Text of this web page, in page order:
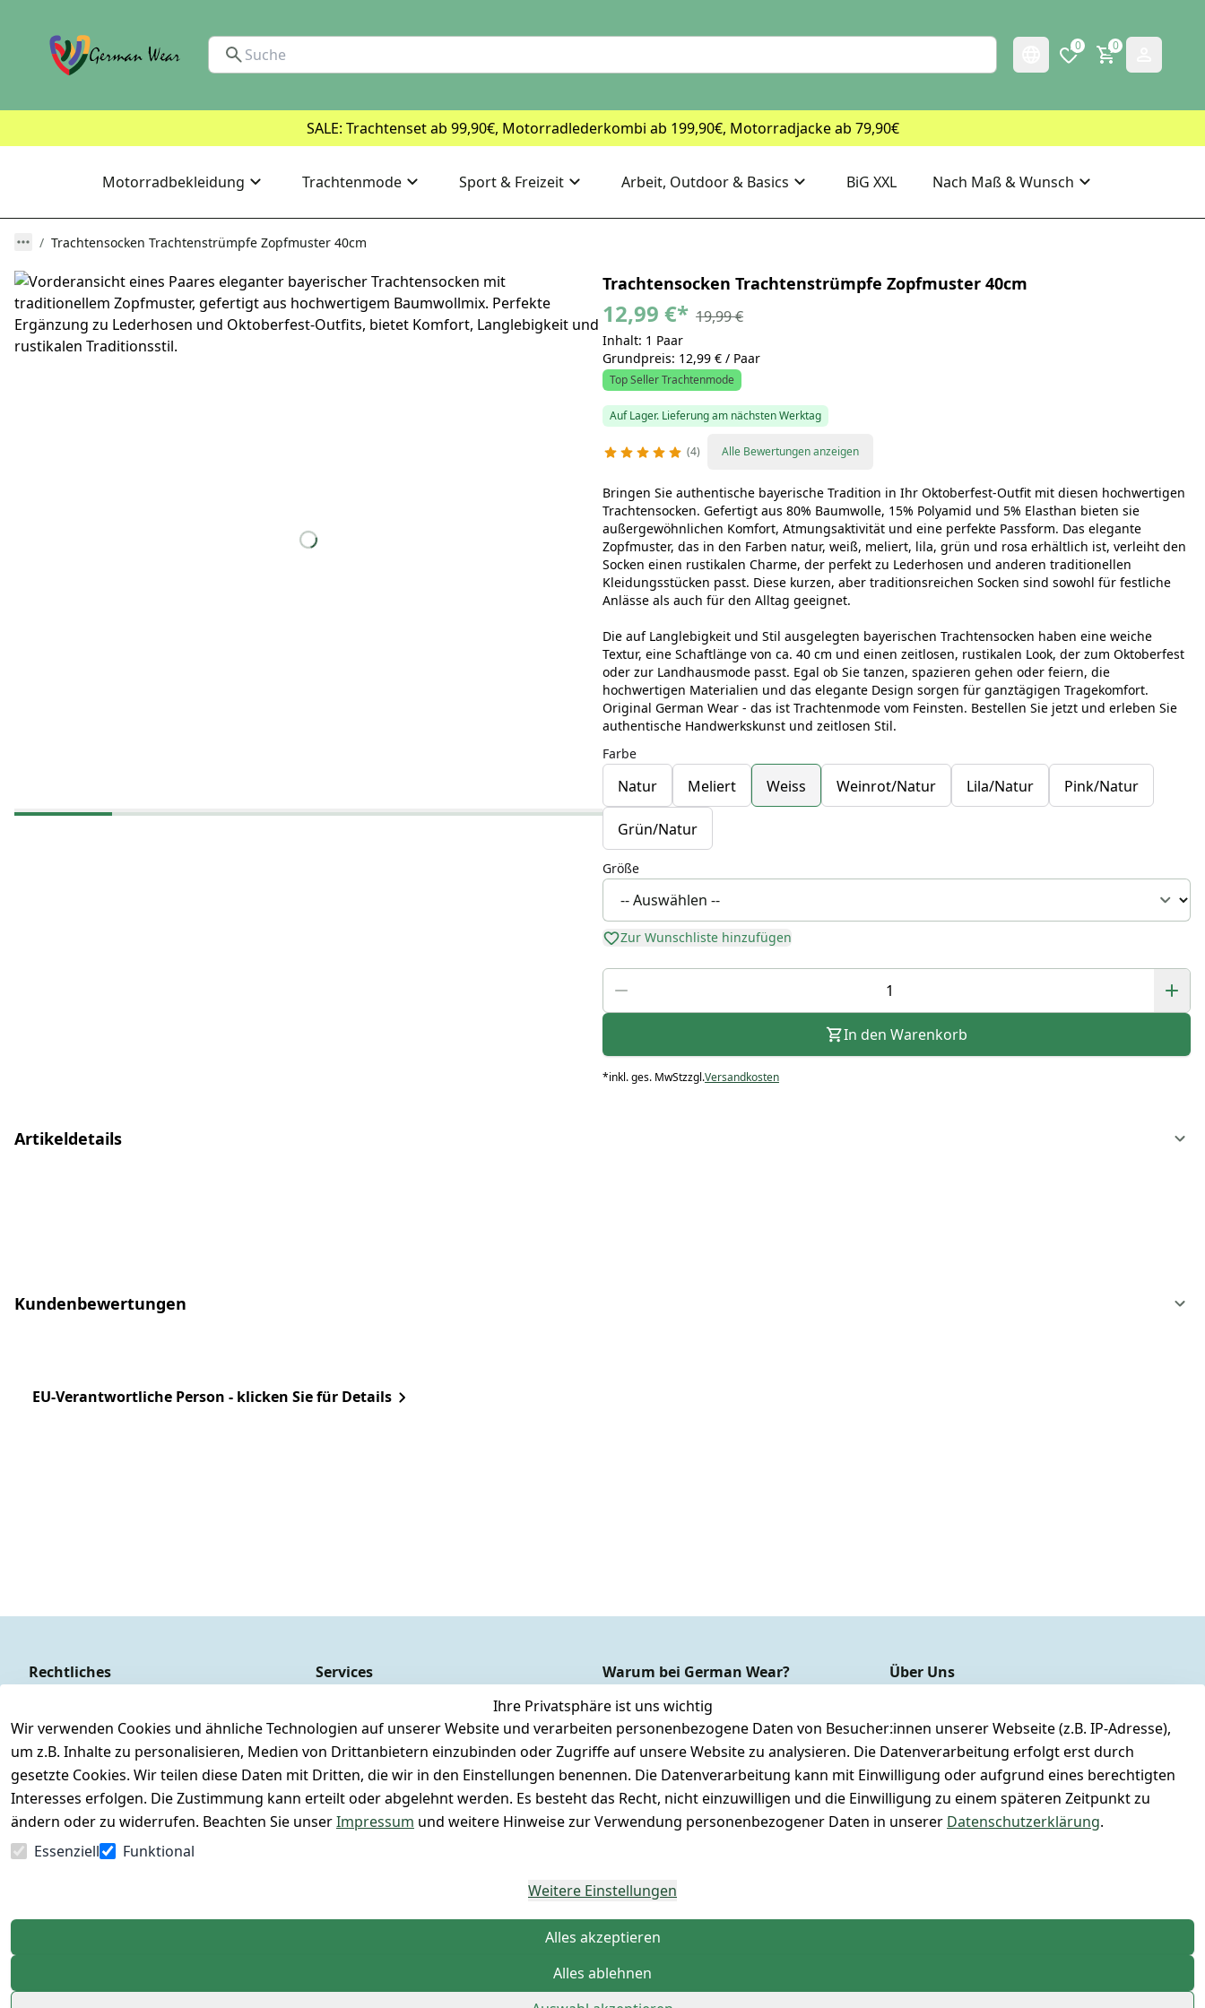
0 0
SALE: Trachtenset ab 99,90€, Motorradlederkombi ab 199,90€, Motorradjacke ab 79,90€
Motorradbekleidung Trachtenmode Sport & Freizeit Arbeit, Outdoor & Basics BiG XXL Nach Maß & Wunsch
Trachtensocken Trachtenstrümpfe Zopfmuster 40cm
Trachtensocken Trachtenstrümpfe Zopfmuster 40cm
12,99 €* 19,99 €
Inhalt: 1 Paar
Grundpreis: 12,99 € / Paar
Top Seller Trachtenmode
Auf Lager. Lieferung am nächsten Werktag
4 Alle Bewertungen anzeigen
Bringen Sie authentische bayerische Tradition in Ihr Oktoberfest-Outfit mit diesen hochwertigen
Trachtensocken. Gefertigt aus 80% Baumwolle, 15% Polyamid und 5% Elasthan bieten sie
außergewöhnlichen Komfort, Atmungsaktivität und eine perfekte Passform. Das elegante
Zopfmuster, das in den Farben natur, weiß, meliert, lila, grün und rosa erhältlich ist, verleiht den
Socken einen rustikalen Charme, der perfekt zu Lederhosen und anderen traditionellen
Kleidungsstücken passt. Diese kurzen, aber traditionsreichen Socken sind sowohl für festliche
Anlässe als auch für den Alltag geeignet.
Die auf Langlebigkeit und Stil ausgelegten bayerischen Trachtensocken haben eine weiche
Textur, eine Schaftlänge von ca. 40 cm und einen zeitlosen, rustikalen Look, der zum Oktoberfest
oder zur Landhausmode passt. Egal ob Sie tanzen, spazieren gehen oder feiern, die
hochwertigen Materialien und das elegante Design sorgen für ganztägigen Tragekomfort.
Original German Wear - das ist Trachtenmode vom Feinsten. Bestellen Sie jetzt und erleben Sie
authentische Handwerkskunst und zeitlosen Stil.
Farbe
Natur Meliert Weiss Weinrot/Natur Lila/Natur Pink/Natur
Grün/Natur
Größe
Zur Wunschliste hinzufügen
In den Warenkorb
*inkl. ges. MwStzzgl.Versandkosten
Artikeldetails
Kundenbewertungen
EU-Verantwortliche Person - klicken Sie für Details
Ihre Privatsphäre ist uns wichtig
Wir verwenden Cookies und ähnliche Technologien auf unserer Website und verarbeiten personenbezogene Daten von Besucher:innen unserer Webseite (z.B. IP-Adresse),
um z.B. Inhalte zu personalisieren, Medien von Drittanbietern einzubinden oder Zugriffe auf unsere Website zu analysieren. Die Datenverarbeitung erfolgt erst durch
gesetzte Cookies. Wir teilen diese Daten mit Dritten, die wir in den Einstellungen benennen. Die Datenverarbeitung kann mit Einwilligung oder aufgrund eines berechtigten
Interesses erfolgen. Die Zustimmung kann erteilt oder abgelehnt werden. Es besteht das Recht, nicht einzuwilligen und die Einwilligung zu einem späteren Zeitpunkt zu
ändern oder zu widerrufen. Beachten Sie unserImpressum und weitere Hinweise zur Verwendung personenbezogener Daten in unserer Datenschutzerklärung.
Essenziell
Funktional
Weitere Einstellungen
Alles akzeptieren
Alles ablehnen
Rechtliches
Impressum
Datenschutzerklärung
Barrierefreiheitserklärung
Widerrufsrecht
Vertrag widerrufen
Services
Registrieren
Versand & Versandkosten
Retoure & Rücksendung
Rücksendeetikett drucken (Inland)
FAQs - Häufig gestellte Fragen
Lagerverkauf - unser Laden in Hannover
Warum bei German Wear?
Dauer Tiefpreisgarantie*
Express-24h-Versand
24/7 aktueller Warenbestand
+ 95% aus eigener Herstellung
+ 60 Jahre Geschäftserfahrung
Über Uns
unsere Facebook-Seite
unsere Damen & Herren Größentabelle
unsere Gutscheine & SALE
Whatsapp Nr.: +4951167695014
Lagerverkauf: Ikarusallee 13, 30179 Hannover